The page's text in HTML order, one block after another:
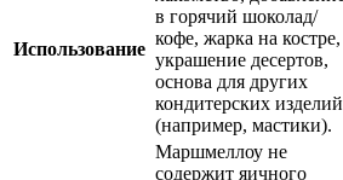
Использование
в горячий шоколад/
кофе, жарка на костре,
украшение десертов,
основа для других
кондитерских изделий
(например, мастики).
Маршмеллоу не
содержит яичного